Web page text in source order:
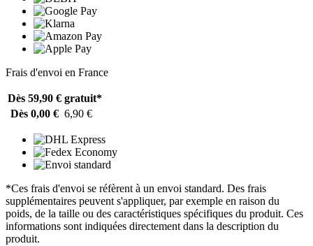
Frais d'envoi en France
Dès 59,90 € gratuit*
Dès 0,00 € 6,90 €
*Ces frais d'envoi se réfèrent à un envoi standard. Des frais
supplémentaires peuvent s'appliquer, par exemple en raison du
poids, de la taille ou des caractéristiques spécifiques du produit. Ces
informations sont indiquées directement dans la description du
produit.